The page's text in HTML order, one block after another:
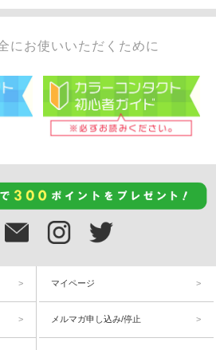
にお使いいただくために
マイページ
メルマガ申し込み/停止